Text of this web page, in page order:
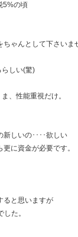
5%の頃
ゃんとして下さいま
しい(驚)
、性能重視だけ。
しいの････欲しい
に資金が必要です。
ると思いますが
た。